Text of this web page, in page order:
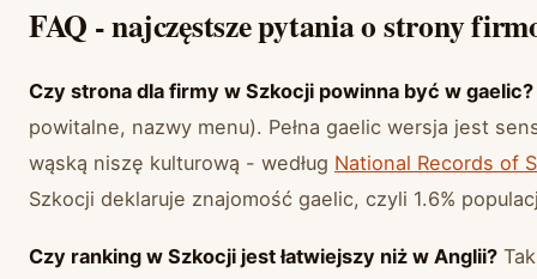
FAQ - najczęstsze pytania o strony
Czy strona dla firmy w Szkocji powinna być w gaelic?
powitalne, nazwy menu). Pełna gaelic wersja jest
wąską niszę kulturową - według National Records of
Szkocji deklaruje znajomość gaelic, czyli 1.6%
Czy ranking w Szkocji jest łatwiejszy niż w Anglii?